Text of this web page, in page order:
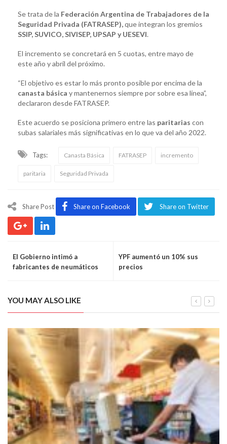
Se trata de la Federación Argentina de Trabajadores de la
Seguridad Privada (FATRASEP),que integran los gremios
SSIP, SUVICO, SIVISEP, UPSAP y UESEVI.
El incremento se concretará en 5 cuotas, entre mayo de
este año y abril del próximo.
“El objetivo es estar lo más pronto posible por encima de la
canasta básica y mantenernos siempre por sobre esa línea”,
declararon desde FATRASEP.
Este acuerdo se posiciona primero entre las paritarias con
subas salariales más significativas en lo que va del año 2022.
Tags: Canasta Básica FATRASEP incremento
paritaria Seguridad Privada
Share Post Share on Facebook Share on Twitter
El Gobierno intimó a
fabricantes de neumáticos
YPF aumentó un 10% sus
precios
YOU MAY ALSO LIKE